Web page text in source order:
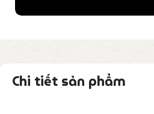
Chi tiết sản phẩm